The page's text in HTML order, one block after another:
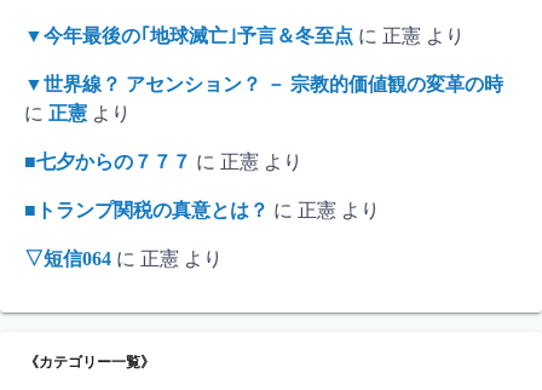
▼今年最後の｢地球滅亡｣予言＆冬至点 に 正憲 より
▼世界線？ アセンション？ － 宗教的価値観の変革の時
に 正憲 より
■七夕からの７７７ に 正憲 より
■トランプ関税の真意とは？ に 正憲 より
▽短信064 に 正憲 より
《カテゴリー一覧》